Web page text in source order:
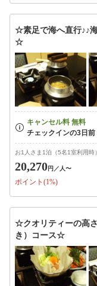
☆素足で海へ直行♪♪
☆
お1人さま1泊（5名1室利用時
20,270円 ／人〜
ポイント(1%)
☆クオリティーの高
き）コース☆